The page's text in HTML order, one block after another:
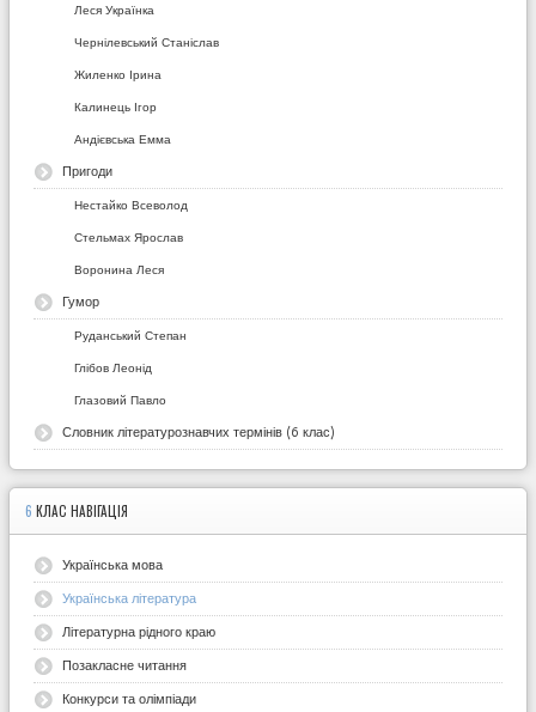
Леся Українка
Чернілевський Станіслав
Жиленко Ірина
Калинець Ігор
Андієвська Емма
Пригоди
Нестайко Всеволод
Стельмах Ярослав
Воронина Леся
Гумор
Руданський Степан
Глібов Леонід
Глазовий Павло
Словник літературознавчих термінів (6 клас)
6 КЛАС НАВІГАЦІЯ
Українська мова
Українська література
Літературна рідного краю
Позакласне читання
Конкурси та олімпіади